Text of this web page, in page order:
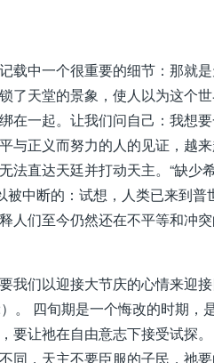
载中一个很重要的细节：那就
了天堂的景象，使人以为这个
在一起。让我们问自己：我想
与正义而努力的人的见证，越
法直达天廷并打动天主。“缺
被中断的：试想，人类已来到
人们至今仍然还在不平等和冲
我们以迎接大节庆的心情来迎
。 四旬期是一个悔改的时期
要让祂在自由意志下接受试探
同，天主不要臣服的子民，祂